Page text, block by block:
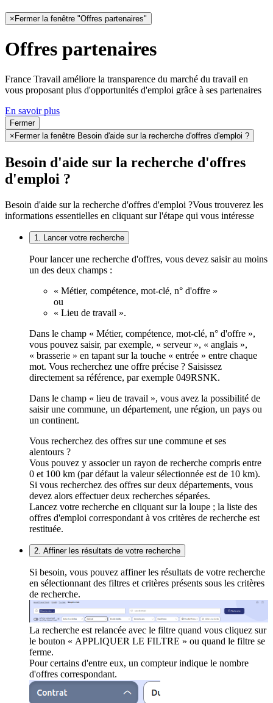
× Fermer la fenêtre "Offres partenaires"
Offres partenaires
France Travail améliore la transparence du marché du travail en
vous proposant plus d'opportunités d'emploi grâce à ses partenaires
En savoir plus
Fermer
×Fermer la fenêtre Besoin d'aide sur la recherche d'offres d'emploi ?
Besoin d'aide sur la recherche d'offres
d'emploi ?
Besoin d'aide sur la recherche d'offres d'emploi ?Vous trouverez les
informations essentielles en cliquant sur l'étape qui vous intéresse
1. Lancer votre recherche
Pour lancer une recherche d'offres, vous devez saisir au moins
un des deux champs :
« Métier, compétence, mot-clé, n° d'offre »
ou
« Lieu de travail ».
Dans le champ « Métier, compétence, mot-clé, n° d'offre »,
vous pouvez saisir, par exemple, « serveur », « anglais »,
« brasserie » en tapant sur la touche « entrée » entre chaque
mot. Vous recherchez une offre précise ? Saisissez
directement sa référence, par exemple 049RSNK.
Dans le champ « lieu de travail », vous avez la possibilité de
saisir une commune, un département, une région, un pays ou
un continent.
Vous recherchez des offres sur une commune et ses
alentours ?
Vous pouvez y associer un rayon de recherche compris entre
0 et 100 km (par défaut la valeur sélectionnée est de 10 km).
Si vous recherchez des offres sur deux départements, vous
devez alors effectuer deux recherches séparées.
Lancez votre recherche en cliquant sur la loupe ; la liste des
offres d'emploi correspondant à vos critères de recherche est
restituée.
2. Affiner les résultats de votre recherche
Si besoin, vous pouvez affiner les résultats de votre recherche
en sélectionnant des filtres et critères présents sous les critères
de recherche.
La recherche est relancée avec le filtre quand vous cliquez sur
le bouton « APPLIQUER LE FILTRE » ou quand le filtre se
ferme.
Pour certains d'entre eux, un compteur indique le nombre
d'offres correspondant.